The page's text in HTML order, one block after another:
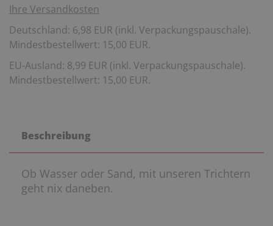
Ihre Versandkosten
Deutschland: 6,98 EUR (inkl. Verpackungspauschale).
Mindestbestellwert: 15,00 EUR.
EU-Ausland: 8,99 EUR (inkl. Verpackungspauschale).
Mindestbestellwert: 15,00 EUR.
Beschreibung
Ob Wasser oder Sand, mit unseren Trichtern
geht nix daneben.